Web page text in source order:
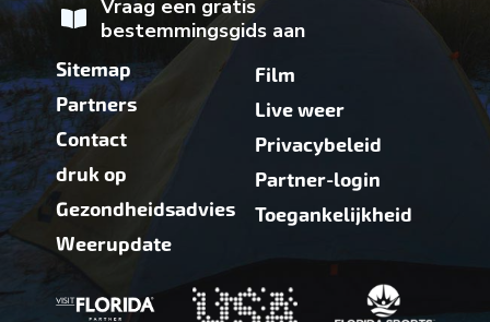
Vraag een gratis
bestemmingsgids aan
Sitemap
Partners
Contact
druk op
Gezondheidsadvies
Weerupdate
Film
Live weer
Privacybeleid
Partner-login
Toegankelijkheid